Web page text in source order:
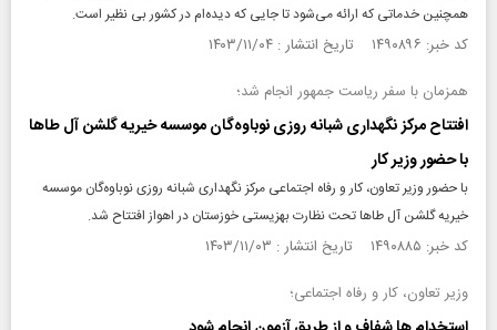
همچنین خدماتی که ارائه می‌شود تا جایی که دیده‌ام در کشور بی نظیر است.
کد خبر: ۱۴۹۰۸۹۶ تاریخ انتشار : ۱۴۰۳/۱۱/۰۴
همزمان با سفر ریاست جمهور انجام شد؛
افتتاح مرکز نگهداری شبانه روزی نوباوه‌گان موسسه خیریه گلشن آل طا‌ها
با حضور وزیر کار
با حضور وزیر تعاون، کار و رفاه اجتماعی مرکز نگهداری شبانه روزی نوباوه‌گان موسسه
خیریه گلشن آل طا‌ها تحت نظارت بهزیستی خوزستان در اهواز افتتاح شد.
کد خبر: ۱۴۹۰۸۸۵ تاریخ انتشار : ۱۴۰۳/۱۱/۰۳
وزیر تعاون، کار و رفاه اجتماعی؛